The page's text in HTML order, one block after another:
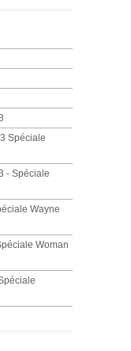
Spéciale
- Spéciale
Wayne
Woman